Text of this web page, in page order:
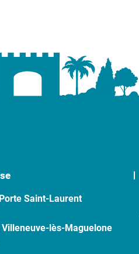
Saint-Laurent
lès-Maguelone